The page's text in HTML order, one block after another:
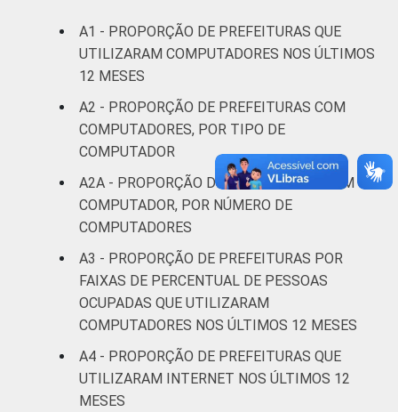
Mais de
habitantes
¹Base: 5.569 prefeituras que declararam ter
acesso à Internet nos últimos 12 meses.
Respostas múltilplas e estimuladas. Dados
coletados entre julho e outubro de 2015.
A1 - PROPORÇÃO DE PREFEITURAS QUE
UTILIZARAM COMPUTADORES NOS ÚLTIMOS
12 MESES
A2 - PROPORÇÃO DE PREFEITURAS COM
COMPUTADORES, POR TIPO DE
COMPUTADOR
A2A - PROPORÇÃO DE PREFEITURAS COM
COMPUTADOR, POR NÚMERO DE
COMPUTADORES
A3 - PROPORÇÃO DE PREFEITURAS POR
FAIXAS DE PERCENTUAL DE PESSOAS
OCUPADAS QUE UTILIZARAM
COMPUTADORES NOS ÚLTIMOS 12 MESES
A4 - PROPORÇÃO DE PREFEITURAS QUE
UTILIZARAM INTERNET NOS ÚLTIMOS 12
MESES